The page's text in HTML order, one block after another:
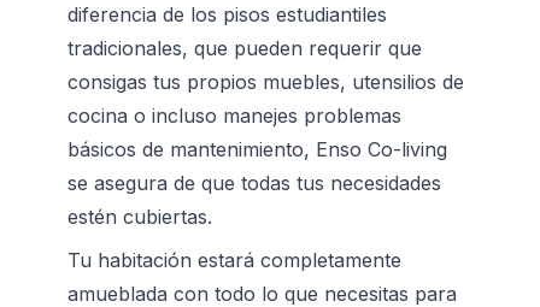
diferencia de los pisos estudiantiles
tradicionales, que pueden requerir que
consigas tus propios muebles, utensilios de
cocina o incluso manejes problemas
básicos de mantenimiento, Enso Co-living
se asegura de que todas tus necesidades
estén cubiertas.
Tu habitación estará completamente
amueblada con todo lo que necesitas para